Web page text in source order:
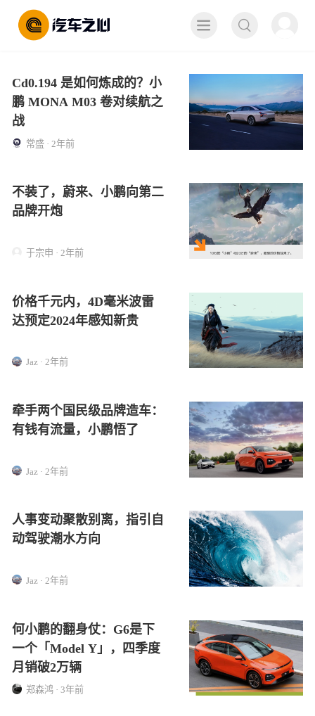
Cd0.194 是如何炼成的？小
鹏 MONA M03 卷对续航之
战
常盛 · 2年前
不装了，蔚来、小鹏向第二
品牌开炮
于宗申 · 2年前
价格千元内，4D毫米波雷
达预定2024年感知新贵
Jaz · 2年前
牵手两个国民级品牌造车：
有钱有流量，小鹏悟了
Jaz · 2年前
人事变动聚散别离，指引自
动驾驶潮水方向
Jaz · 2年前
何小鹏的翻身仗：G6是下
一个「Model Y」，四季度
月销破2万辆
郑森鸿 · 3年前